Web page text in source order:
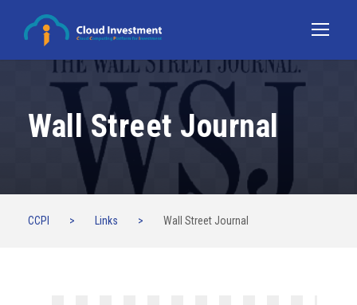
Wall Street Journal
CCPI > Links > Wall Street Journal